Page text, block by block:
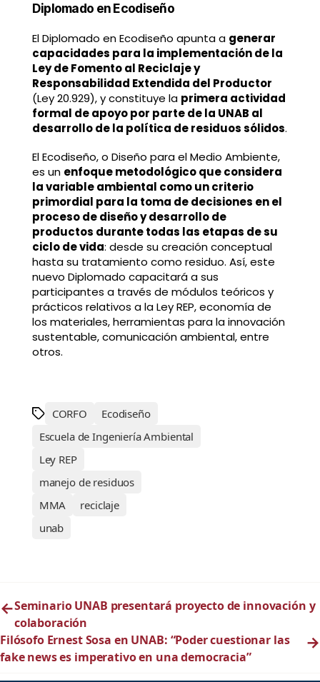
Diplomado en Ecodiseño
El Diplomado en Ecodiseño apunta a generar
capacidades para la implementación de la
Ley de Fomento al Reciclaje y
Responsabilidad Extendida del Productor
(Ley 20.929), y constituye la primera actividad
formal de apoyo por parte de la UNAB al
desarrollo de la política de residuos sólidos.
El Ecodiseño, o Diseño para el Medio Ambiente,
es un enfoque metodológico que considera
la variable ambiental como un criterio
primordial para la toma de decisiones en el
proceso de diseño y desarrollo de
productos durante todas las etapas de su
ciclo de vida: desde su creación conceptual
hasta su tratamiento como residuo. Así, este
nuevo Diplomado capacitará a sus
participantes a través de módulos teóricos y
prácticos relativos a la Ley REP, economía de
los materiales, herramientas para la innovación
sustentable, comunicación ambiental, entre
otros.
CORFO
Ecodiseño
Escuela de Ingeniería Ambiental
Ley REP
manejo de residuos
MMA
reciclaje
unab
←Seminario UNAB presentará proyecto de innovación y
colaboración
Filósofo Ernest Sosa en UNAB: “Poder cuestionar las
fake news es imperativo en una democracia”
→